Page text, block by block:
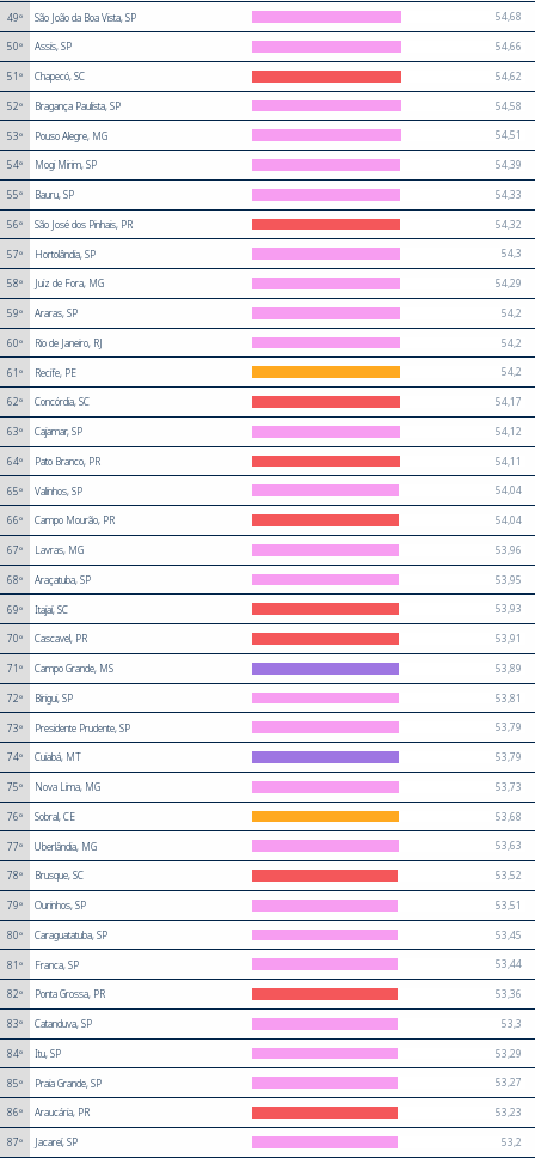
49º São João da Boa Vista, SP 54,68
50º Assis, SP 54,66
51º Chapecó, SC 54,62
52º Bragança Paulista, SP 54,58
53º Pouso Alegre, MG 54,51
54º Mogi Mirim, SP 54,39
55º Bauru, SP 54,33
56º São José dos Pinhais, PR 54,32
57º Hortolândia, SP 54,3
58º Juiz de Fora, MG 54,29
59º Araras, SP 54,2
60º Rio de Janeiro, RJ 54,2
61º Recife, PE 54,2
62º Concórdia, SC 54,17
63º Cajamar, SP 54,12
64º Pato Branco, PR 54,11
65º Valinhos, SP 54,04
66º Campo Mourão, PR 54,04
67º Lavras, MG 53,96
68º Araçatuba, SP 53,95
69º Itajaí, SC 53,93
70º Cascavel, PR 53,91
71º Campo Grande, MS 53,89
72º Birigui, SP 53,81
73º Presidente Prudente, SP 53,79
74º Cuiabá, MT 53,79
75º Nova Lima, MG 53,73
76º Sobral, CE 53,68
77º Uberlândia, MG 53,63
78º Brusque, SC 53,52
79º Ourinhos, SP 53,51
80º Caraguatatuba, SP 53,45
81º Franca, SP 53,44
82º Ponta Grossa, PR 53,36
83º Catanduva, SP 53,3
84º Itu, SP 53,29
85º Praia Grande, SP 53,27
86º Araucária, PR 53,23
87º Jacareí, SP 53,2